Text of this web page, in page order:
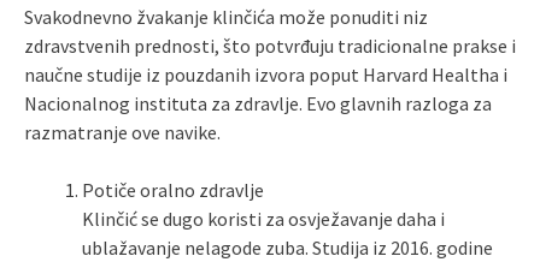
Svakodnevno žvakanje klinčića može ponuditi niz
zdravstvenih prednosti, što potvrđuju tradicionalne prakse i
naučne studije iz pouzdanih izvora poput Harvard Healtha i
Nacionalnog instituta za zdravlje. Evo glavnih razloga za
razmatranje ove navike.
Potiče oralno zdravlje
Klinčić se dugo koristi za osvježavanje daha i
ublažavanje nelagode zuba. Studija iz 2016. godine